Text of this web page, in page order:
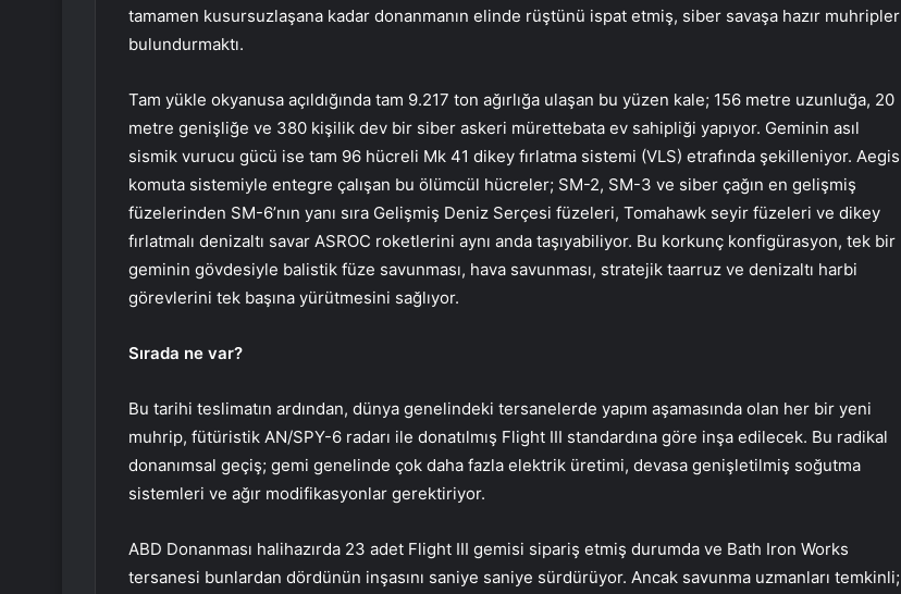
tamamen kusursuzlaşana kadar donanmanın elinde rüştünü ispat etmiş, siber savaşa hazır muhripler
bulundurmaktı.
Tam yükle okyanusa açıldığında tam 9.217 ton ağırlığa ulaşan bu yüzen kale; 156 metre uzunluğa, 20
metre genişliğe ve 380 kişilik dev bir siber askeri mürettebata ev sahipliği yapıyor. Geminin asıl
sismik vurucu gücü ise tam 96 hücreli Mk 41 dikey fırlatma sistemi (VLS) etrafında şekilleniyor. Aegis
komuta sistemiyle entegre çalışan bu ölümcül hücreler; SM-2, SM-3 ve siber çağın en gelişmiş
füzelerinden SM-6’nın yanı sıra Gelişmiş Deniz Serçesi füzeleri, Tomahawk seyir füzeleri ve dikey
fırlatmalı denizaltı savar ASROC roketlerini aynı anda taşıyabiliyor. Bu korkunç konfigürasyon, tek bir
geminin gövdesiyle balistik füze savunması, hava savunması, stratejik taarruz ve denizaltı harbi
görevlerini tek başına yürütmesini sağlıyor.
Sırada ne var?
Bu tarihi teslimatın ardından, dünya genelindeki tersanelerde yapım aşamasında olan her bir yeni
muhrip, fütüristik AN/SPY-6 radarı ile donatılmış Flight III standardına göre inşa edilecek. Bu radikal
donanımsal geçiş; gemi genelinde çok daha fazla elektrik üretimi, devasa genişletilmiş soğutma
sistemleri ve ağır modifikasyonlar gerektiriyor.
ABD Donanması halihazırda 23 adet Flight III gemisi sipariş etmiş durumda ve Bath Iron Works
tersanesi bunlardan dördünün inşasını saniye saniye sürdürüyor. Ancak savunma uzmanları temkinli;